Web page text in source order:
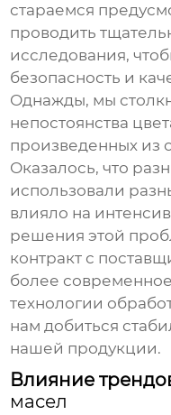
стараемся
проводить
исследования,
безопасность и
Однажды, мы
непостоянства
произведенных из
Оказалось, что
использовали
влияло на
решения этой
контракт с
более
технологии
нам добиться
нашей продукции.
Влияние
масел